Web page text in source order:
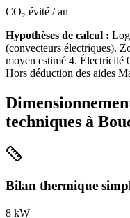
CO₂ évité / an
Hypothèses de calcul :
(convecteurs électriques).
moyen estimé 4. Électricité
Hors déduction des aides
techniques à
Bilan thermique
8 kW